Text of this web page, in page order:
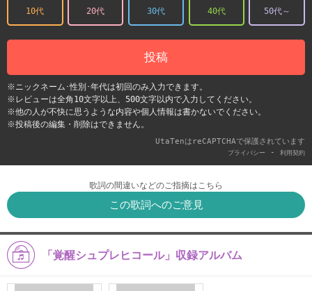
10代 20代 30代 40代 50代～
投稿
※ニックネーム･性別･年代は初回のみ入力できます。
※レビューは全角10文字以上、500文字以内で入力してください。
※他の人が不快に思うような内容や個人情報は書かないでください。
※投稿後の編集・削除はできません。
UtaTenはreCAPTCHAで保護されています
プライバシー - 利用契約
歌詞の間違いなどのご指摘はこちら
この歌詞へのご意見
「覚醒シュプレヒコール」収録アルバム